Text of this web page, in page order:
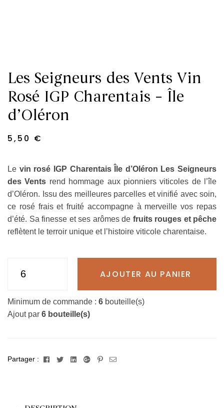
Les Seigneurs des Vents Vin
Rosé IGP Charentais – Île
d’Oléron
5,50 €
Le vin rosé IGP Charentais Île d’Oléron Les Seigneurs
des Vents rend hommage aux pionniers viticoles de l’île
d’Oléron. Issu des meilleures parcelles et vinifié avec soin,
ce rosé frais et fruité accompagne à merveille vos repas
d’été. Sa finesse et ses arômes de fruits rouges et pêche
reflètent le terroir unique et l’histoire viticole charentaise.
AJOUTER AU PANIER
Minimum de commande : 6 bouteille(s)
Ajout par 6 bouteille(s)
Partager : FacebookTwitterLinkedinGoogle+Pinterest
Email